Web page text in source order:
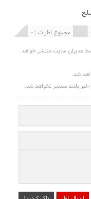
مجموع نظرات : 0
مدیران سایت منتشر خواهد
شد.
خبر باشد منتشر نخواهد شد.